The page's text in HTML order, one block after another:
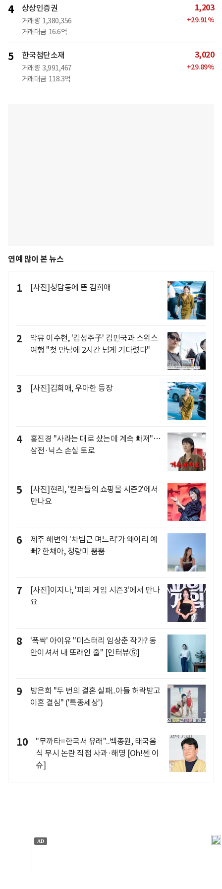
4 상상인증권
거래량 1,380,356
거래대금 16.6억
1,203
+29.91%
5 한국첨단소재
거래량 3,991,467
거래대금 118.3억
3,020
+29.89%
연예 많이 본 뉴스
1 [사진]청담동에 뜬 김희애
2
악뮤 이수현, '김성주子' 김민국과 스위스
여행 "첫 만남에 2시간 넘게 기다렸다"
3 [사진]김희애, 우아한 등장
4
홍진경 "사라는 대로 샀는데 계속 빠져"…
삼전·닉스 손실 토로
5
[사진]현리, '킬러들의 쇼핑몰 시즌2'에서
만나요
6
제주 해변의 '차범근 며느리'가 왜이리 예
뻐? 한채아, 청량미 뿜뿜
7
[사진]이지나, '피의 게임 시즌3'에서 만나
요
8
'폭싹' 아이유 "미스터리 임상춘 작가? 동
안이셔서 내 또래인 줄" [인터뷰⑤]
9
방은희 "두 번의 결혼 실패..아들 허락받고
이혼 결심" ('특종세상')
10
"무까타=한국서 유래"..백종원, 태국음
식 무시 논란 직접 사과·해명 [Oh!쎈 이
슈]